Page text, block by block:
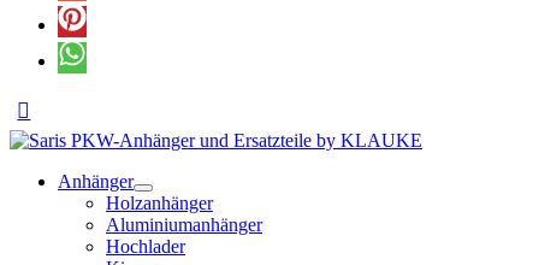
Anhänger
Holzanhänger
Aluminiumanhänger
Hochlader